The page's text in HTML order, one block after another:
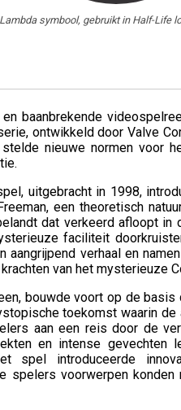
Lambda symbool, gebruikt in Half-Life
baanbrekende
ontwikkeld door Valve
nieuwe normen voor
uitgebracht in 1998,
een theoretisch
dat verkeerd afloopt in
faciliteit
aangrijpend verhaal en
van het mysterieuze
bouwde voort op de
toekomst waarin
aan een reis door de
en intense gevechten
spel introduceerde
spelers voorwerpen